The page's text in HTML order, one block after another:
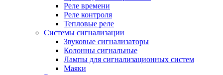
Реле времени
Реле контроля
Тепловые реле
Системы сигнализации
Звуковые сигнализаторы
Колонны сигнальные
Лампы для сигнализационных систем
Маяки